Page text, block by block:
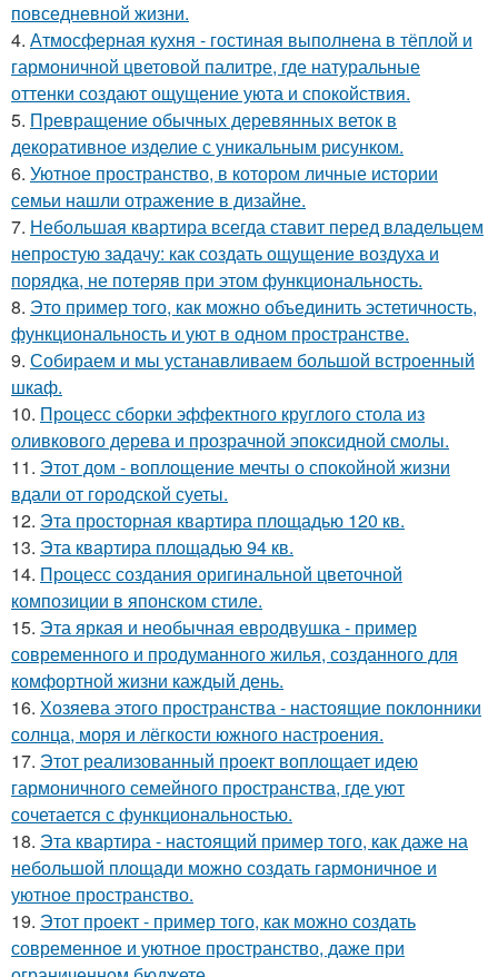
повседневной жизни.
4. Атмосферная кухня - гостиная выполнена в тёплой и
гармоничной цветовой палитре, где натуральные
оттенки создают ощущение уюта и спокойствия.
5. Превращение обычных деревянных веток в
декоративное изделие с уникальным рисунком.
6. Уютное пространство, в котором личные истории
семьи нашли отражение в дизайне.
7. Небольшая квартира всегда ставит перед владельцем
непростую задачу: как создать ощущение воздуха и
порядка, не потеряв при этом функциональность.
8. Это пример того, как можно объединить эстетичность,
функциональность и уют в одном пространстве.
9. Собираем и мы устанавливаем большой встроенный
шкаф.
10. Процесс сборки эффектного круглого стола из
оливкового дерева и прозрачной эпоксидной смолы.
11. Этот дом - воплощение мечты о спокойной жизни
вдали от городской суеты.
12. Эта просторная квартира площадью 120 кв.
13. Эта квартира площадью 94 кв.
14. Процесс создания оригинальной цветочной
композиции в японском стиле.
15. Эта яркая и необычная евродвушка - пример
современного и продуманного жилья, созданного для
комфортной жизни каждый день.
16. Хозяева этого пространства - настоящие поклонники
солнца, моря и лёгкости южного настроения.
17. Этот реализованный проект воплощает идею
гармоничного семейного пространства, где уют
сочетается с функциональностью.
18. Эта квартира - настоящий пример того, как даже на
небольшой площади можно создать гармоничное и
уютное пространство.
19. Этот проект - пример того, как можно создать
современное и уютное пространство, даже при